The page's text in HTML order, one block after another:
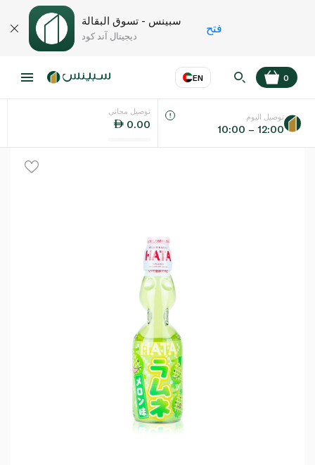
سبينس - تسوق البقالة
ديجيتال آند كود
فتح
EN
اللغة عر
0
توصيل مجاني
0.00
توصيل اليوم
10:00 – 12:00